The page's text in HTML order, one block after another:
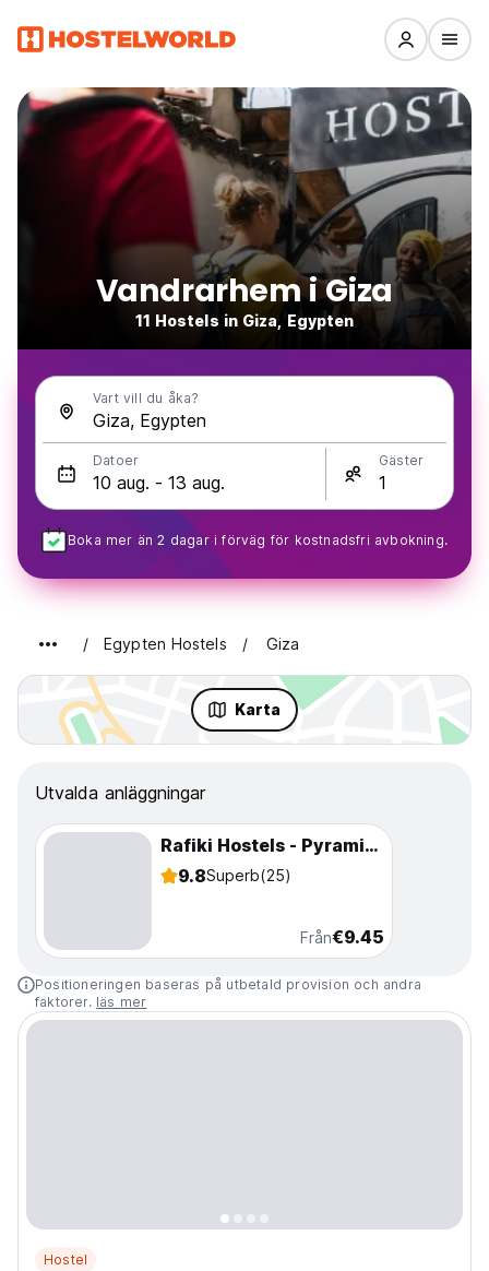
Vandrarhem i Giza
11 Hostels in Giza, Egypten
Vart vill du åka?
Datoer Gäster
Boka mer än 2 dagar i förväg för kostnadsfri avbokning.
Egypten Hostels Giza
Karta
Utvalda anläggningar
Rafiki Hostels - Pyramids
9.8Superb(25)
Från€9.45
Positioneringen baseras på utbetald provision och andra
faktorer. läs mer
Hostel